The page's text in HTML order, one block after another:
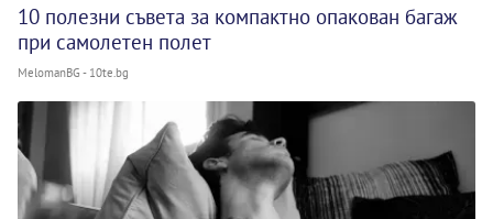
10 полезни съвета за компактно опакован багаж
при самолетен полет
MelomanBG - 10te.bg